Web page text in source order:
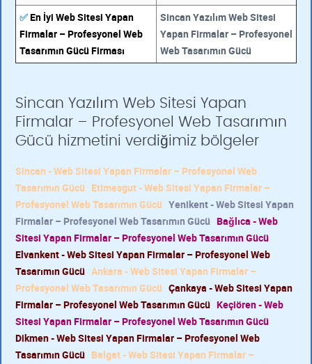
✅En İyi Web Sitesi Yapan
Firmalar – Profesyonel Web
Tasarımın Gücü Firması
Sincan Yazılım Web Sitesi
Yapan Firmalar – Profesyonel
Web Tasarımın Gücü
Sincan Yazılım Web Sitesi Yapan
Firmalar – Profesyonel Web Tasarımın
Gücü hizmetini verdiğimiz bölgeler
Sincan - Web Sitesi Yapan Firmalar – Profesyonel Web
Tasarımın Gücü Etimesgut - Web Sitesi Yapan Firmalar –
Profesyonel Web Tasarımın Gücü Yenikent - Web Sitesi Yapan
Firmalar – Profesyonel Web Tasarımın Gücü Bağlıca - Web
Sitesi Yapan Firmalar – Profesyonel Web Tasarımın Gücü
Elvankent - Web Sitesi Yapan Firmalar – Profesyonel Web
Tasarımın Gücü Ankara - Web Sitesi Yapan Firmalar –
Profesyonel Web Tasarımın Gücü Çankaya - Web Sitesi Yapan
Firmalar – Profesyonel Web Tasarımın Gücü Keçiören - Web
Sitesi Yapan Firmalar – Profesyonel Web Tasarımın Gücü
Dikmen - Web Sitesi Yapan Firmalar – Profesyonel Web
Tasarımın Gücü Balgat - Web Sitesi Yapan Firmalar –